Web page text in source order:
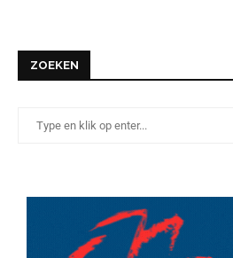
ZOEKEN